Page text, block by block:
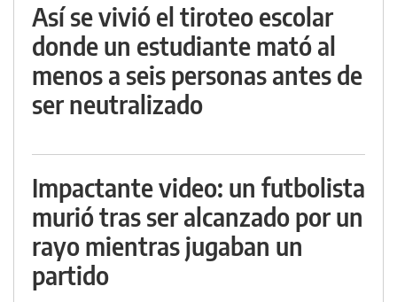
Así se vivió el tiroteo escolar
donde un estudiante mató al
menos a seis personas antes de
ser neutralizado
Impactante video: un futbolista
murió tras ser alcanzado por un
rayo mientras jugaban un
partido